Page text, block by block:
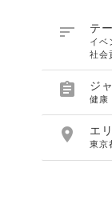
 テ
イベ
社会
 ジ
健康
 エ
東京